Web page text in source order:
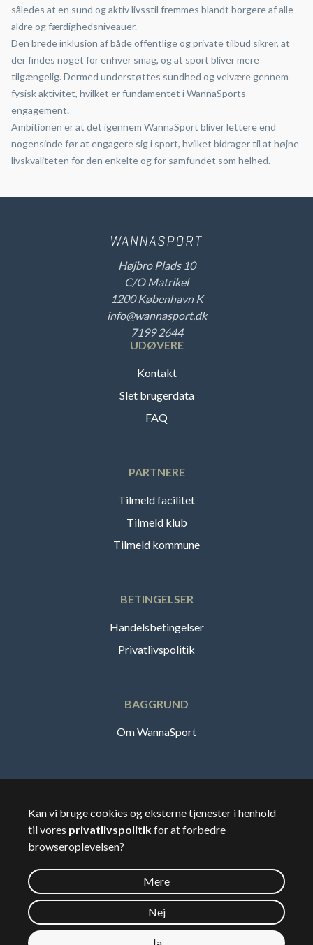
således at en sund og aktiv livsstil fremmes blandt borgere af alle
aldre og færdighedsniveauer.
Den brede inklusion af både offentlige og private tilbud sikrer, at
der findes noget for enhver smag, og at sport bliver mere
tilgængelig. Dermed understøttes sundhed og velvære gennem
fysisk aktivitet, hvilket er fundamentet i WannaSports
engagement.
Ambitionen er at det igennem WannaSport bliver lettere end
nogensinde før at engagere sig i sport, hvilket bidrager til at højne
livskvaliteten for den enkelte og for samfundet som helhed.
Højbro Plads 10
C/O Matrikel
1200 København K
info@wannasport.dk
7199 2644
UDØVERE
Kontakt
Slet brugerdata
FAQ
PARTNERE
Tilmeld facilitet
Tilmeld klub
Tilmeld kommune
BETINGELSER
Handelsbetingelser
Privatlivspolitik
BAGGRUND
Om WannaSport
🇸🇪Sverige
©2026Wannasport.dk
Kan vi bruge cookies og eksterne tjenester i henhold
til vores privatlivspolitikfor at forbedre
browseroplevelsen?
Mere
Nej